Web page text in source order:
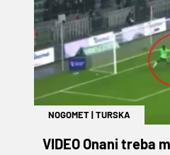
NOGOMET|TURSKA
VIDEO Onani treba